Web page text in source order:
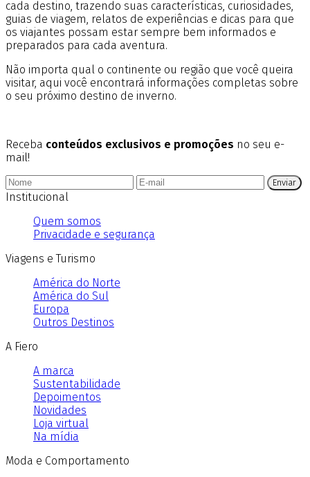
cada destino, trazendo suas características, curiosidades,
guias de viagem, relatos de experiências e dicas para que
os viajantes possam estar sempre bem informados e
preparados para cada aventura.
Não importa qual o continente ou região que você queira
visitar, aqui você encontrará informações completas sobre
o seu próximo destino de inverno.
Receba conteúdos exclusivos e promoções no seu e-
mail!
Enviar
Institucional
Quem somos
Privacidade e segurança
Viagens e Turismo
América do Norte
América do Sul
Europa
Outros Destinos
A Fiero
A marca
Sustentabilidade
Depoimentos
Novidades
Loja virtual
Na mídia
Moda e Comportamento